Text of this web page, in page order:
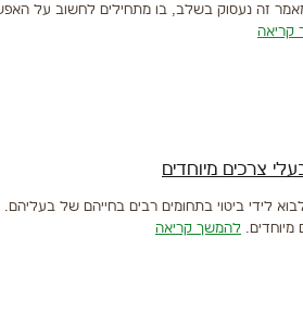
זה נעסוק בשלב, בו מתחילים לחשוב על
קריאה
צרכים מיוחדים
לבוא לידי ביטוי בתחומים רבים בחייהם של
מיוחדים. להמשך קריאה